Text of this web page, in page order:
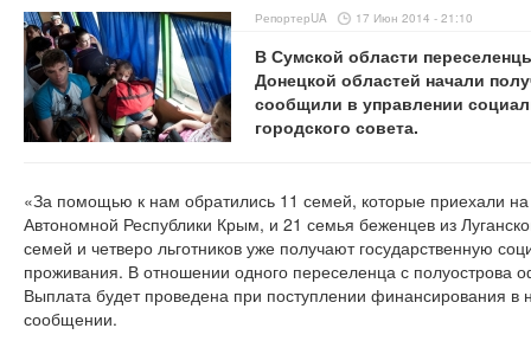
РепортерUA 17 Июн 2014 - 21:10
В Сумской области
Донецкой областей начали
сообщили в управлении
городского совета.
«За помощью к нам обратились 11 семей, которые приехали
Автономной Республики Крым, и 21 семья беженцев из
семей и четверо льготников уже получают государственную
проживания. В отношении одного переселенца с
Выплата будет проведена при поступлении финансирования в
сообщении.